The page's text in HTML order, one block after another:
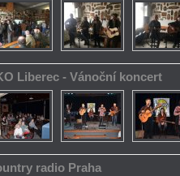
Liberec - Vánoční koncert
radio Praha